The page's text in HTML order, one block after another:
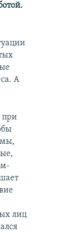
А
при
лиц